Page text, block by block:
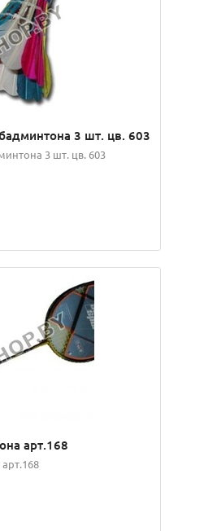
3 шт. цв. 603
3 шт. цв. 603
арт.168